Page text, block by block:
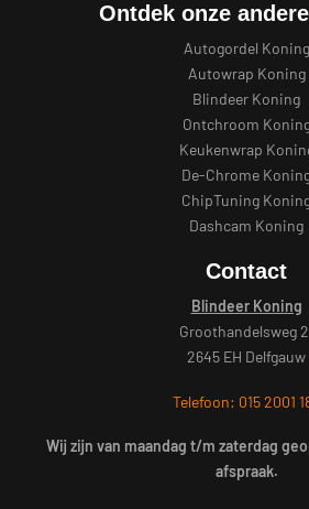
Ontdek onze
Autogordel Koning
Autowrap Koning
Blindeer Koning
Ontchroom
Keukenwrap
De-Chrome
ChipTuning
Dashcam Koning
Contact
Blindeer Koning
Groothandelsweg
2645 EH Delfgauw
Telefoon: 015 2001
Wij zijn van maandag t/m zaterdag
afspraak.